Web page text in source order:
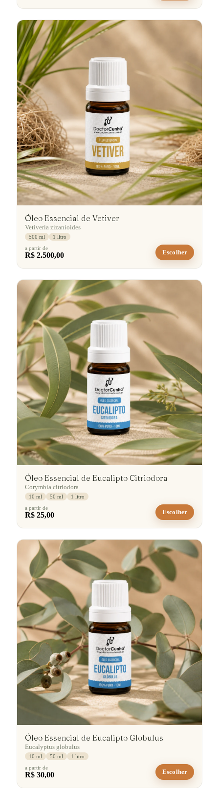
Óleo Essencial de Vetiver
Vetiveria zizanioides
500 ml
1 litro
a partir de
R$ 2.500,00 Escolher
Óleo Essencial de Eucalipto Citriodora
Corymbia citriodora
10 ml 50 ml
1 litro
a partir de
R$ 25,00 Escolher
Óleo Essencial de Eucalipto Globulus
Eucalyptus globulus
10 ml 50 ml
1 litro
a partir de
R$ 30,00 Escolher